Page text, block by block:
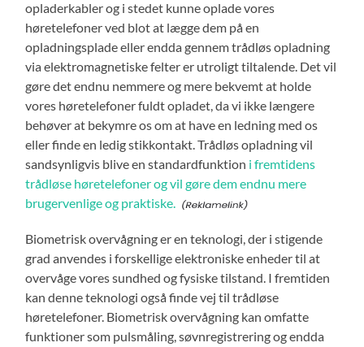
opladerkabler og i stedet kunne oplade vores
høretelefoner ved blot at lægge dem på en
opladningsplade eller endda gennem trådløs opladning
via elektromagnetiske felter er utroligt tiltalende. Det vil
gøre det endnu nemmere og mere bekvemt at holde
vores høretelefoner fuldt opladet, da vi ikke længere
behøver at bekymre os om at have en ledning med os
eller finde en ledig stikkontakt. Trådløs opladning vil
sandsynligvis blive en standardfunktion i fremtidens
trådløse høretelefoner og vil gøre dem endnu mere
brugervenlige og praktiske.
Biometrisk overvågning er en teknologi, der i stigende
grad anvendes i forskellige elektroniske enheder til at
overvåge vores sundhed og fysiske tilstand. I fremtiden
kan denne teknologi også finde vej til trådløse
høretelefoner. Biometrisk overvågning kan omfatte
funktioner som pulsmåling, søvnregistrering og endda